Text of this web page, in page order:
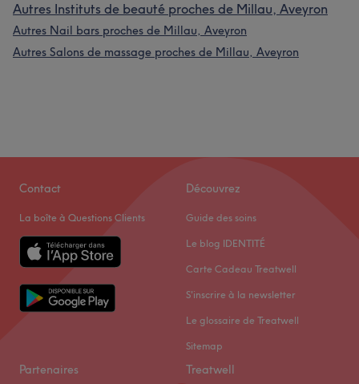
Autres Instituts de beauté proches de Millau, Aveyron
Autres Nail bars proches de Millau, Aveyron
Autres Salons de massage proches de Millau, Aveyron
Contact
La boîte à Questions Clients
Découvrez
Guide des soins
Le blog IDENTITÉ
Carte Cadeau Treatwell
S'inscrire à la newsletter
Le glossaire de Treatwell
Sitemap
Partenaires Treatwell